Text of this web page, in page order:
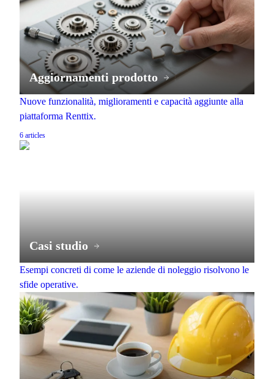
Aggiornamenti prodotto
Nuove funzionalità, miglioramenti e capacità aggiunte alla
piattaforma Renttix.
6 articles
Casi studio
Esempi concreti di come le aziende di noleggio risolvono le
sfide operative.